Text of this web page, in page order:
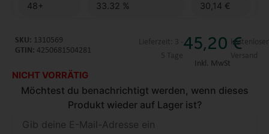
48+ 33.32 % 30,14 €
SKU: 1310569
GTIN: 4250681504281
Lieferzeit:
3 -
5 Tage
45,20 €
Inkl. MwSt
kostenloser
Versand
NICHT VORRÄTIG
Möchtest du benachrichtigt werden, wenn dieses
Produkt wieder auf Lager ist?